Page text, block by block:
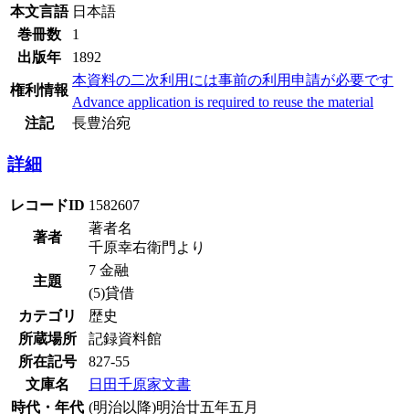
本文言語 日本語
巻冊数
1
出版年
1892
権利情報
本資料の二次利用には事前の利用申請が必要です
Advance application is required to reuse the material
注記
長豊治宛
詳細
レコードID 1582607
著者
著者名
千原幸右衛門より
主題
7 金融
(5)貸借
カテゴリ
歴史
所蔵場所
記録資料館
所在記号
827-55
文庫名
日田千原家文書
時代・年代 (明治以降)明治廿五年五月